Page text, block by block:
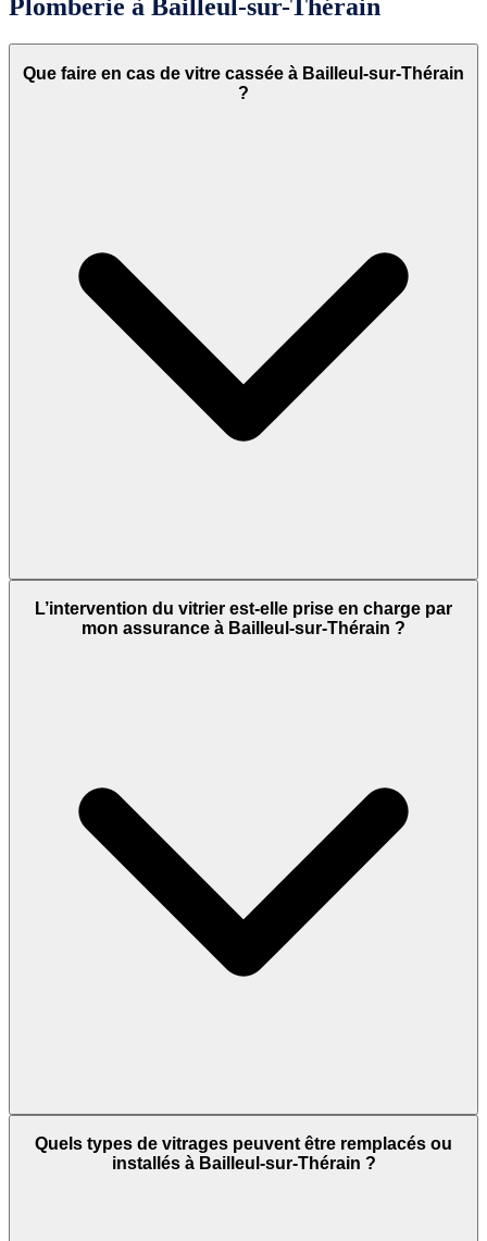
Plomberie à Bailleul-sur-Thérain
Que faire en cas de vitre cassée à Bailleul-sur-Thérain
?
L’intervention du vitrier est-elle prise en charge par
mon assurance à Bailleul-sur-Thérain ?
Quels types de vitrages peuvent être remplacés ou
installés à Bailleul-sur-Thérain ?